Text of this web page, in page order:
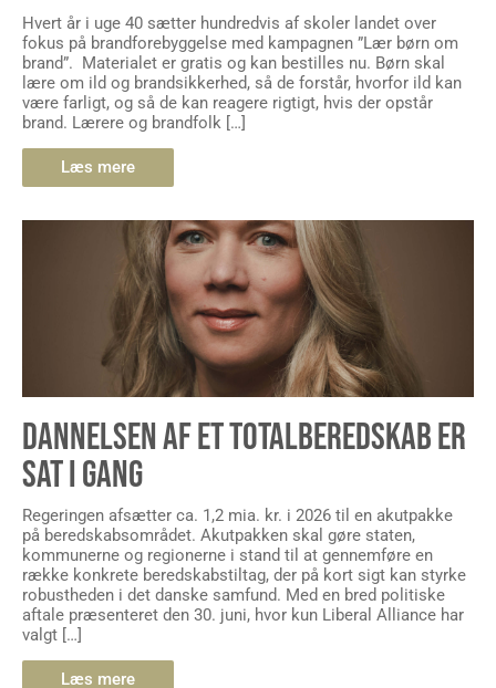
brand”. Materialet er gratis og kan bestilles nu. Børn skal
lære om ild og brandsikkerhed, så de forstår, hvorfor ild kan
være farligt, og så de kan reagere rigtigt, hvis der opstår
brand. Lærere og brandfolk […]
Læs mere
DANNELSEN AF ET TOTALBEREDSKAB ER
SAT I GANG
Regeringen afsætter ca. 1,2 mia. kr. i 2026 til en akutpakke
kommunerne og regionerne i stand til at gennemføre en
række konkrete beredskabstiltag, der på kort sigt kan styrke
robustheden i det danske samfund. Med en bred politiske
aftale præsenteret den 30. juni, hvor kun Liberal Alliance har
valgt […]
Læs mere